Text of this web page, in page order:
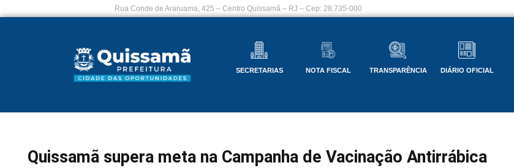
Rua Conde de Araruama, 425 – Centro Quissamã – RJ – Cep: 28.735-000
SECRETARIAS NOTA FISCAL TRANSPARÊNCIA DIÁRIO OFICIAL
Quissamã supera meta na Campanha de Vacinação Antirrábica